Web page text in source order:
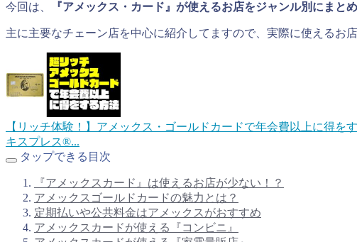
今回は、 『アメックス・カード』が使えるお店をジャンル別にまと
主に主要なチェーン店を中心に紹介してますので、実際に使えるお
【リッチ体験！】アメックス・ゴールドカードで年会費以上に得を
キスプレス®...
タップできる目次
『アメックスカード』は使えるお店が少ない！？
アメックスゴールドカードの魅力とは？
定期払いや公共料金はアメックスがおすすめ
アメックスカードが使える『コンビニ』